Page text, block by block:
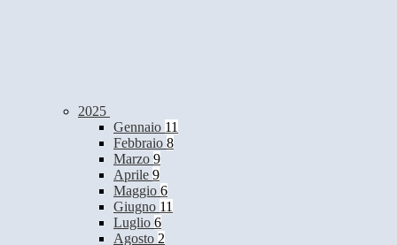
2025
Gennaio 11
Febbraio 8
Marzo 9
Aprile 9
Maggio 6
Giugno 11
Luglio 6
Agosto 2